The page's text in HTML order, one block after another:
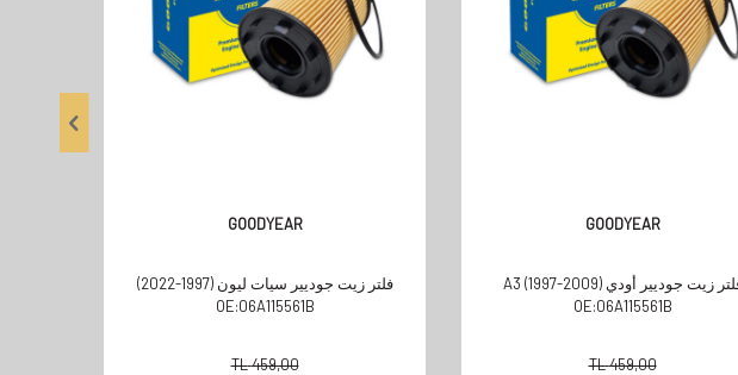
GOODYEAR
فلتر زيت جوديير أودي A3 (1997-2009)
OE:06A115561B
459,00
TL
GOODYEAR
فلتر زيت جوديير سيات ليون (1997-2022)
OE:06A115561B
459,00
TL